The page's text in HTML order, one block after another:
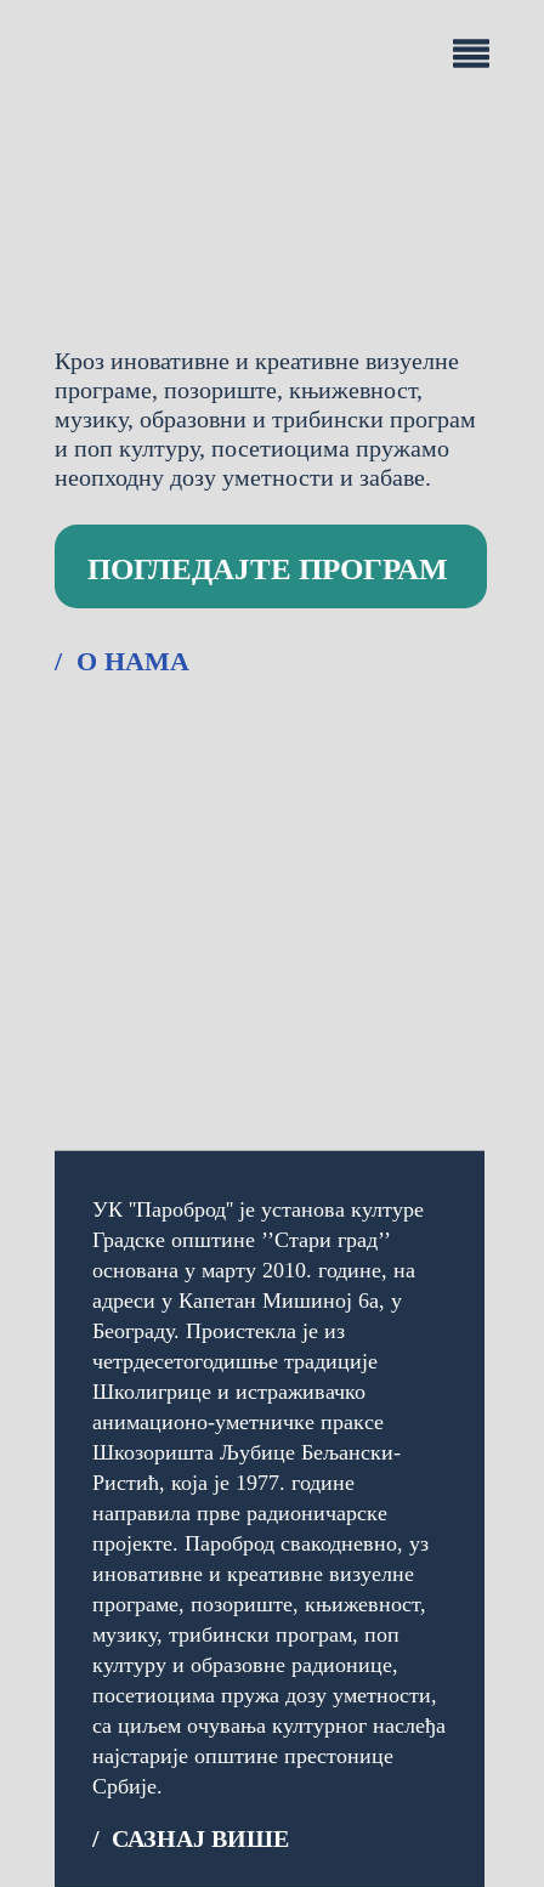
Кроз иновативне и креативне визуелне
програме, позориште, књижевност,
музику, образовни и трибински програм
и поп културу, посетиоцима пружамо
неопходну дозу уметности и забаве.
ПОГЛЕДАЈТЕ ПРОГРАМ
/ О НАМА
УК ''Пароброд'' је установа културе
Градске општине ’’Стари град’’
основана у марту 2010. године, на
адреси у Капетан Мишиној 6а, у
Београду. Проистекла је из
четрдесетогодишње традиције
Школигрице и истраживачко
анимационо-уметничке праксе
Шкозоришта Љубице Бељански-
Ристић, која је 1977. године
направила прве радионичарске
пројекте. Пароброд свакодневно, уз
иновативне и креативне визуелне
програме, позориште, књижевност,
музику, трибински програм, поп
културу и образовне радионице,
посетиоцима пружа дозу уметности,
са циљем очувања културног наслеђа
најстарије општине престонице
Србије.
/ САЗНАЈ ВИШЕ